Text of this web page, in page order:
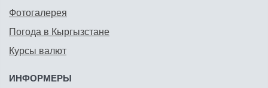
Фотогалерея
Погода в Кыргызстане
Курсы валют
ИНФОРМЕРЫ